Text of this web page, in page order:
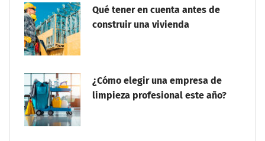
Qué tener en cuenta antes de
construir una vivienda
¿Cómo elegir una empresa de
limpieza profesional este año?